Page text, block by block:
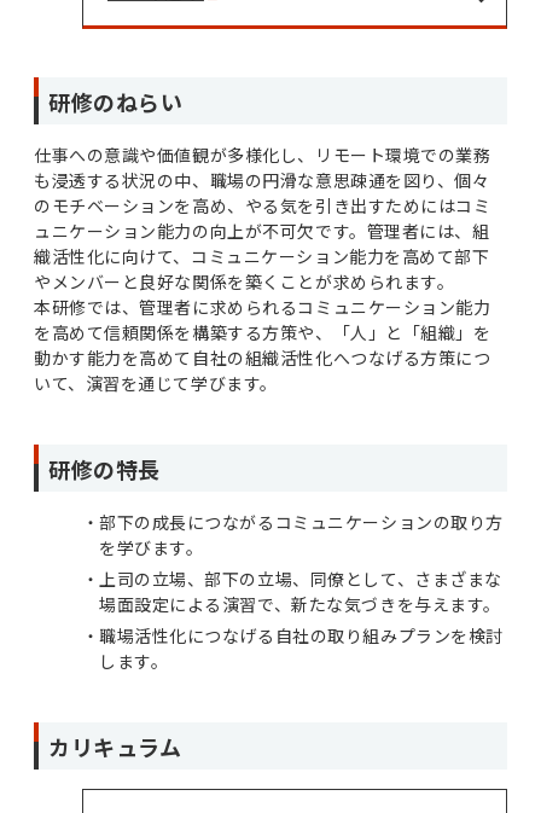
研修のねらい
仕事への意識や価値観が多様化し、リモート環境での業務
も浸透する状況の中、職場の円滑な意思疎通を図り、個々
のモチベーションを高め、やる気を引き出すためにはコミ
ュニケーション能力の向上が不可欠です。管理者には、組
織活性化に向けて、コミュニケーション能力を高めて部下
やメンバーと良好な関係を築くことが求められます。
本研修では、管理者に求められるコミュニケーション能力
を高めて信頼関係を構築する方策や、「人」と「組織」を
動かす能力を高めて自社の組織活性化へつなげる方策につ
いて、演習を通じて学びます。
研修の特長
部下の成長につながるコミュニケーションの取り方
を学びます。
上司の立場、部下の立場、同僚として、さまざまな
場面設定による演習で、新たな気づきを与えます。
職場活性化につなげる自社の取り組みプランを検討
します。
カリキュラム